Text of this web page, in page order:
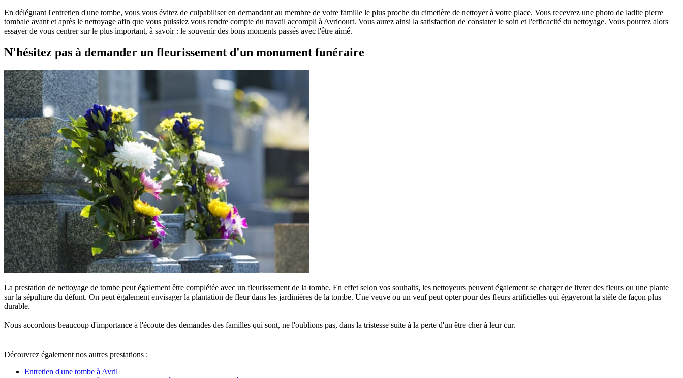
En déléguant l'entretien d'une tombe, vous vous évitez de culpabiliser en demandant au membre de votre famille le plus proche du cimetière de nettoyer à votre place. Vous recevrez une photo de ladite pierre
tombale avant et après le nettoyage afin que vous puissiez vous rendre compte du travail accompli à Avricourt. Vous aurez ainsi la satisfaction de constater le soin et l'efficacité du nettoyage. Vous pourrez alors
essayer de vous centrer sur le plus important, à savoir : le souvenir des bons moments passés avec l'être aimé.
N'hésitez pas à demander un fleurissement d'un monument funéraire
La prestation de nettoyage de tombe peut également être complétée avec un fleurissement de la tombe. En effet selon vos souhaits, les nettoyeurs peuvent également se charger de livrer des fleurs ou une plante
sur la sépulture du défunt. On peut également envisager la plantation de fleur dans les jardinières de la tombe. Une veuve ou un veuf peut opter pour des fleurs artificielles qui égayeront la stèle de façon plus
durable.
Nous accordons beaucoup d'importance à l'écoute des demandes des familles qui sont, ne l'oublions pas, dans la tristesse suite à la perte d'un être cher à leur cur.
Découvrez également nos autres prestations :
Entretien d'une tombe à Avril